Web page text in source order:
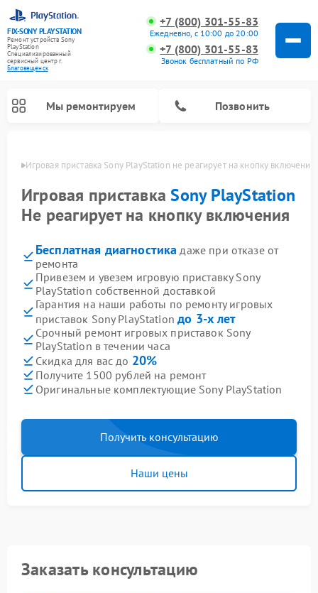
FIX-SONY PLAYSTATION
Ремонт устройств Sony
PlayStation
Специализированный
cервисный центр г.
Благовещенск
+7 (800) 301-55-83
Ежедневно, с 10:00 до 20:00
+7 (800) 301-55-83
Звонок бесплатный по РФ
Мы ремонтируем Позвонить
Игровая приставка Sony PlayStation не реагирует на кнопку включения
Игровая приставкаSony PlayStation
Не реагирует на кнопку включения
Бесплатная диагностика даже при отказе от
ремонта
Привезем и увезем игровую приставку Sony
PlayStation собственной доставкой
Гарантия на наши работы по ремонту игровых
приставок Sony PlayStationдо 3-х лет
Срочный ремонт игровых приставок Sony
PlayStation в течении часа
Скидка для вас до 20%
Получите 1500 рублей на ремонт
Оригинальные комплектующие Sony PlayStation
Получить консультацию
Наши цены
Заказать консультацию